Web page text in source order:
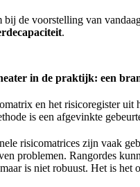
bij de voorstelling van
capaciteit.
in de praktijk: een
en het risicoregister uit
is een afgevinkte
risicomatrices zijn vaak
problemen. Rangordes
is niet robuust. Het is het